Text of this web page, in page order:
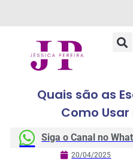
Quais são as
Como
Siga o Canal no
20/04/2025